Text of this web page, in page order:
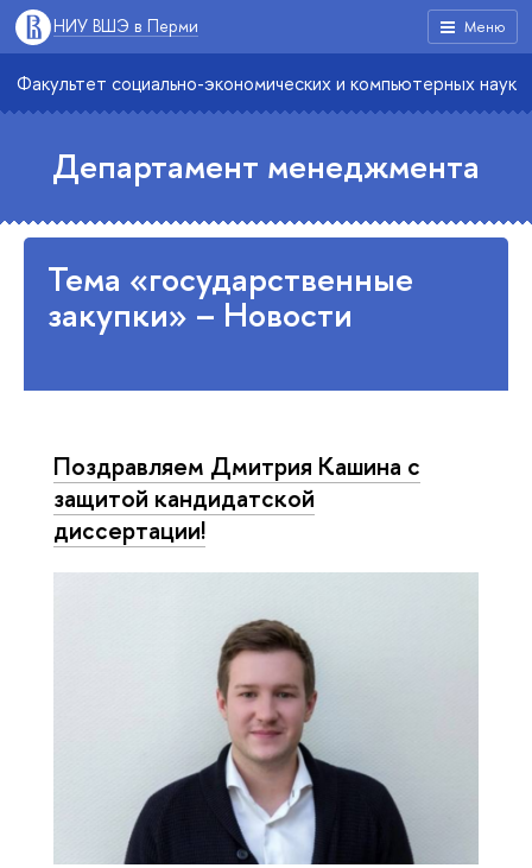
Меню
НИУ ВШЭ в Перми
Факультет социально-экономических и компьютерных наук
Департамент менеджмента
Тема «государственные
закупки» – Новости
Поздравляем Дмитрия Кашина с
защитой кандидатской
диссертации!